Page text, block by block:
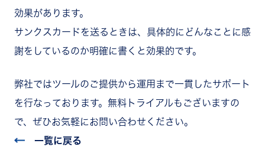
効果があります。
サンクスカードを送るときは、具体的にどんなことに感
謝をしているのか明確に書くと効果的です。
弊社ではツールのご提供から運用まで一貫したサポート
を行なっております。 無料トライアルもございますの
で、ぜひお気軽にお問い合わせください。
一覧に戻る